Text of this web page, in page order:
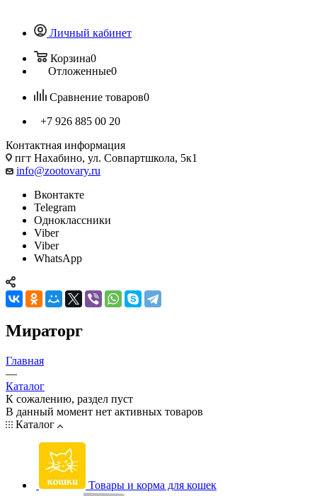
Личный кабинет
Корзина0
Отложенные0
Сравнение товаров0
+7 926 885 00 20
Контактная информация
пгт Нахабино, ул. Совпартшкола, 5к1
info@zootovary.ru
Вконтакте
Telegram
Одноклассники
Viber
Viber
WhatsApp
Мираторг
Главная
—
Каталог
К сожалению, раздел пуст
В данный момент нет активных товаров
Каталог
Товары и корма для кошек